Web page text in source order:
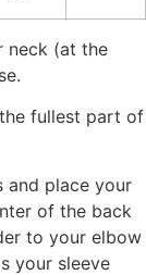
neck (at the
fullest part of
and place your
of the back
to your elbow
your sleeve